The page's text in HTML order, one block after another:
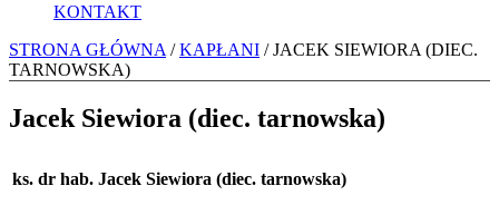
KONTAKT
STRONA GŁÓWNA /KAPŁANI / JACEK SIEWIORA (DIEC.
TARNOWSKA)
Jacek Siewiora (diec. tarnowska)
ks. dr hab. Jacek Siewiora (diec. tarnowska)